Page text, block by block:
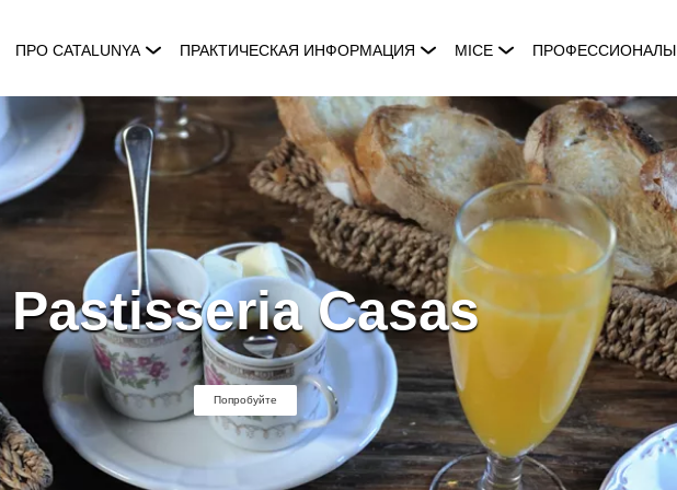
ПРО CATALUNYA ПРАКТИЧЕСКАЯ ИНФОРМАЦИЯ MICE ПРОФЕССИОНАЛЫ
Pastisseria Casas
Попробуйте